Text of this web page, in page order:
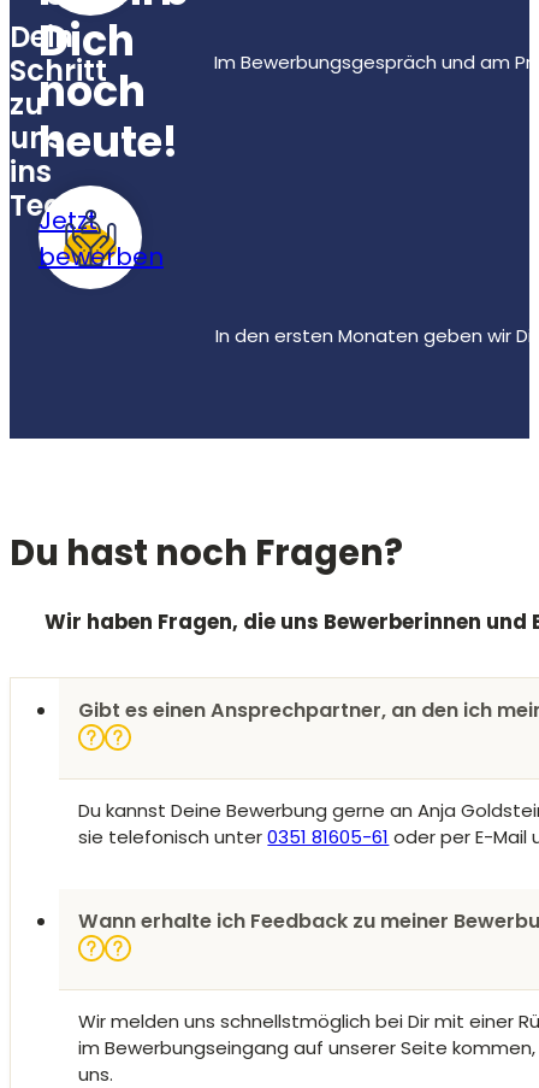
Dein
Schritt
zu
uns
ins
Team
Im Bewerbungsgespräch und am
In den ersten Monaten geben wir
Dich
noch
heute!
Jetzt
bewerben
Du hast noch Fragen?
Wir haben Fragen, die uns Bewerberinnen
Gibt es einen Ansprechpartner, an den ich
Du kannst Deine Bewerbung gerne an Anja
sie telefonisch unter0351 81605-61 oder per E-Mail
Wann erhalte ich Feedback zu meiner
Wir melden uns schnellstmöglich bei Dir mit einer
im Bewerbungseingang auf unserer Seite
uns.